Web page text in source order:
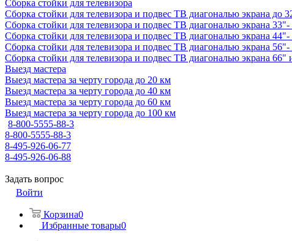
Сборка стойки для телевизора
Сборка стойки для телевизора и подвес ТВ диагональю экрана до
Сборка стойки для телевизора и подвес ТВ диагональю экрана 33"-
Сборка стойки для телевизора и подвес ТВ диагональю экрана 44"-
Сборка стойки для телевизора и подвес ТВ диагональю экрана 56"-
Сборка стойки для телевизора и подвес ТВ диагональю экрана 66"
Выезд мастера
Выезд мастера за черту города до 20 км
Выезд мастера за черту города до 40 км
Выезд мастера за черту города до 60 км
Выезд мастера за черту города до 100 км
8-800-5555-88-3
8-800-5555-88-3
8-495-926-06-77
8-495-926-06-88
Задать вопрос
Войти
Корзина0
Избранные товары0